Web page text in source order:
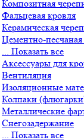
Композитная
Фальцевая кровля
Керамическая
Цементно-
... Показать все
Аксессуары для
Вентиляция
Изоляционные
Колпаки
Металлические
Снегозадержание
... Показать все